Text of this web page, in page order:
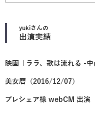
yukiさんの
出演実績
映画「ララ、歌は流れる -
美女暦（2016/12/07）
プレシェア様 webCM 出演